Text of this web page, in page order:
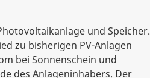
und Speicher.
zu bisherigen PV-Anlagen
bei Sonnenschein und
des Anlageninhabers. Der